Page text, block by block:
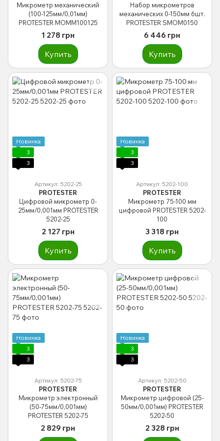
Микрометр механический
(100-125мм/0,01мм)
PROTESTER MOMM100125
1 278 грн
Купить
Набор микрометров
механических 0-150мм 6шт.
PROTESTER SMOM0150
6 446 грн
Купить
Новинка
3
3
Артикул: 5202-25
PROTESTER
Цифровой микрометр 0-
25мм/0,001мм PROTESTER
5202-25
2 127 грн
Купить
Новинка
3
3
Артикул: 5202-100
PROTESTER
Микрометр 75-100 мм
цифровой PROTESTER 5202-
100
3 318 грн
Купить
Новинка
3
3
Артикул: 5202-75
PROTESTER
Микрометр электронный
(50-75мм/0,001мм)
PROTESTER 5202-75
2 829 грн
Новинка
3
3
Артикул: 5202-50
PROTESTER
Микрометр цифровой (25-
50мм/0,001мм) PROTESTER
5202-50
2 328 грн